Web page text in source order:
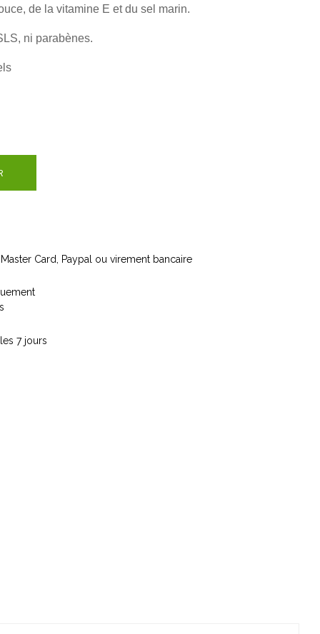
de la vitamine E et du sel marin.
ni parabènes.
Card, Paypal ou virement bancaire
7 jours